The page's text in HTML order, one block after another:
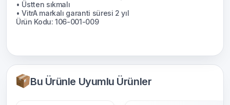
Bu Ürünle Uyumlu Ürünler
• Üstten sıkmalı
• VitrA markalı garanti süresi 2 yıl
Ürün Kodu: 106-001-009